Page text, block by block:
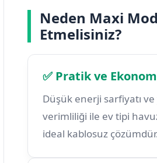
Neden Maxi
Etmelisiniz?
✅ Pratik ve
Düşük enerji sarfiyatı
verimliliği ile ev tipi
ideal kablosuz